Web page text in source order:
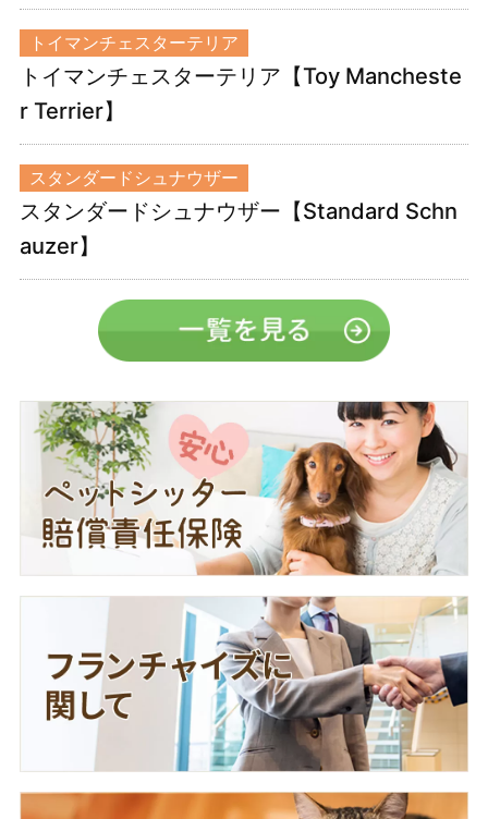
トイマンチェスターテリア
トイマンチェスターテリア【Toy Mancheste
r Terrier】
スタンダードシュナウザー
スタンダードシュナウザー【Standard Schn
auzer】